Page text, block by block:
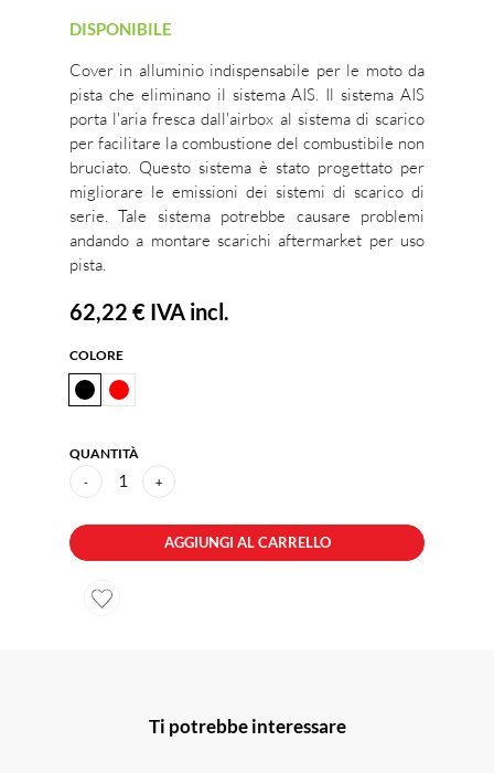
DISPONIBILE
Cover in alluminio indispensabile per le moto da
pista che eliminano il sistema AIS. Il sistema AIS
porta l'aria fresca dall'airbox al sistema di scarico
per facilitare la combustione del combustibile non
bruciato. Questo sistema è stato progettato per
migliorare le emissioni dei sistemi di scarico di
serie. Tale sistema potrebbe causare problemi
andando a montare scarichi aftermarket per uso
pista.
62,22 € IVA incl.
COLORE
QUANTITÀ
- 1 +
AGGIUNGI AL CARRELLO
Ti potrebbe interessare